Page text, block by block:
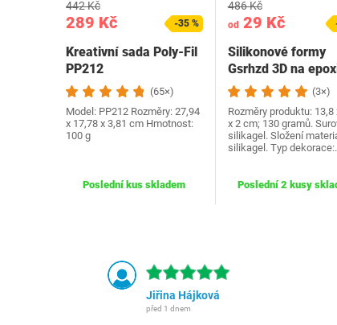
289 Kč
442 Kč
-35 %
Kreativní sada Poly-Fil
PP212
(65×)
Model: PP212 Rozměry: ‎27,94
x 17,78 x 3,81 cm Hmotnost:
100 g
Poslední kus skladem
od29 Kč
486 Kč
Silikonové formy
Gsrhzd 3D na
(3×)
Rozměry produktu: 13,8
x 2 cm; 130 gramů.
silikagel. Složení
silikagel. Typ
Poslední 2 kusy
Jiřina Hájková
před 1 dnem